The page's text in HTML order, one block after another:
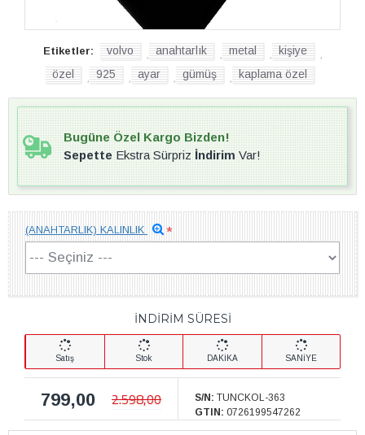
Etiketler: volvo anahtarlık metal kişiye
özel 925 ayar gümüş kaplama özel
İNDİRİM SÜRESİ
Satış Stok DAKİKA SANİYE
799,00 2.598,00 S/N: TUNCKOL-363
GTIN: 0726199547262
(ANAHTARLIK) KALINLIK
Bugüne Özel Kargo Bizden!
SepetteEkstra SürprizİndirimVar!